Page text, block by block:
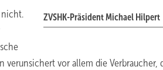
ZVSHK-Präsident Michael Hilpert
nicht.
verunsichert vor allem die Verbraucher,